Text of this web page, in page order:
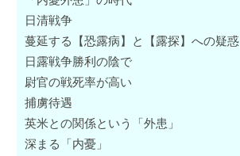
日清戦争
蔓延する【恐露病】と【露探】への疑惑
日露戦争勝利の陰で
尉官の戦死率が高い
捕虜待遇
英米との関係という「外患」
深まる「内憂」